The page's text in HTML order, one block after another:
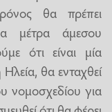
θα πρέπει
μέτρα άμεσου
ότι είναι μία
θα ενταχθεί
νομοσχεδίου για